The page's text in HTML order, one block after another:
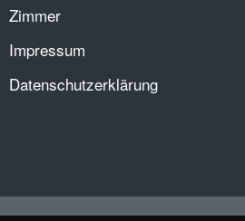
Zimmer
Impressum
Datenschutzerklärung